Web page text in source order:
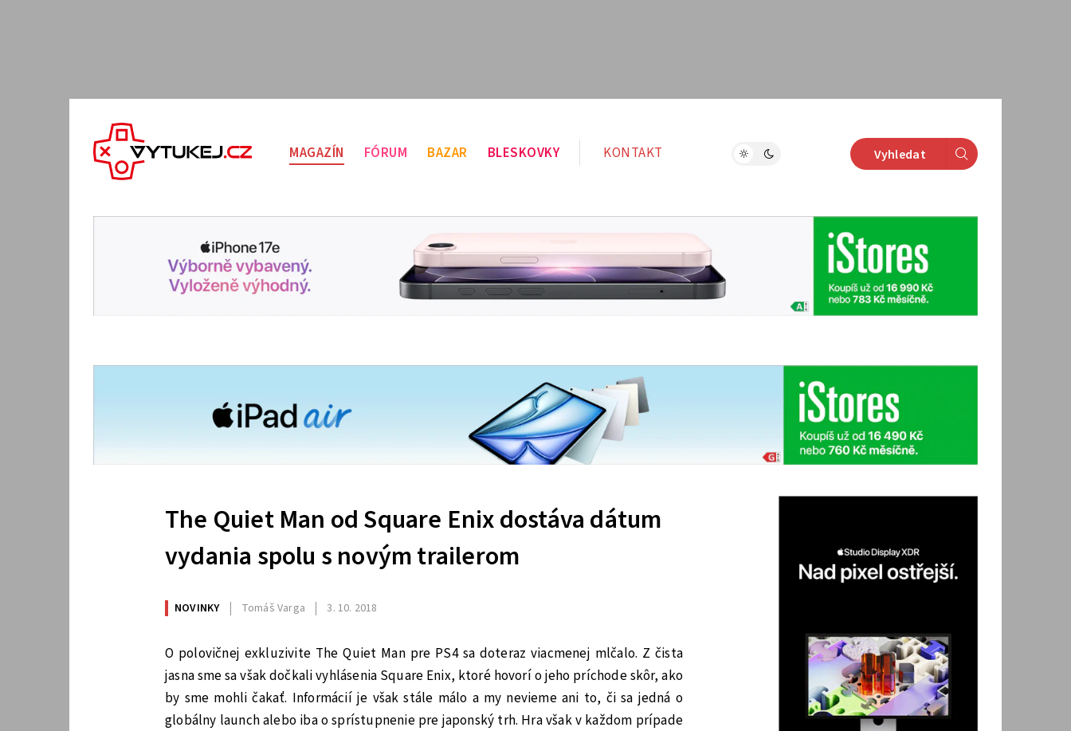
MAGAZÍN FÓRUM BAZAR BLESKOVKY KONTAKT Vyhledat
The Quiet Man od Square Enix dostáva dátum
vydania spolu s novým trailerom
NOVINKY Tomáš Varga 3. 10. 2018
O polovičnej exkluzivite The Quiet Man pre PS4 sa doteraz viacmenej mlčalo. Z čista
jasna sme sa však dočkali vyhlásenia Square Enix, ktoré hovorí o jeho príchode skôr, ako
by sme mohli čakať. Informácií je však stále málo a my nevieme ani to, či sa jedná o
globálny launch alebo iba o sprístupnenie pre japonský trh. Hra však v každom prípade